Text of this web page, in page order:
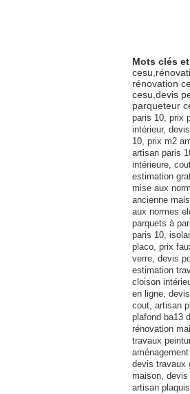
Mots clés
rénovation
cesu,devis
parqueteur
paris 10, prix
intérieur,
10, prix m2
artisan paris
intérieure,
estimation
mise aux
ancienne
aux normes
parquets à
paris 10,
placo, prix
verre, devis
estimation
cloison
en ligne,
cout, artisan
plafond ba13
rénovation
travaux
devis travaux
maison,
artisan